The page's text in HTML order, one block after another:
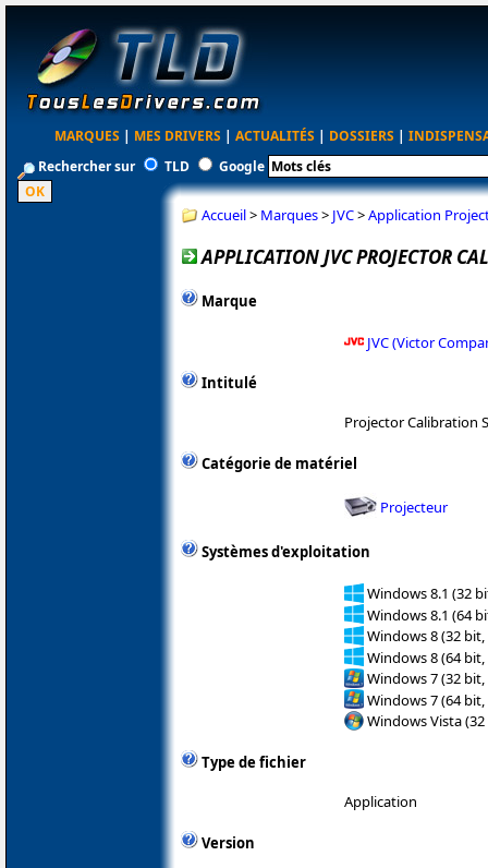
MARQUES | MES DRIVERS | ACTUALITÉS | DOSSIERS |
Rechercher sur
TLD Google
Accueil> Marques> JVC>Application
APPLICATION JVC PROJECTOR
Marque
JVC (Victor
Intitulé
Projector Calibration
Catégorie de matériel
Projecteur
Systèmes d'exploitation
Windows 8.1 (32
Windows 8.1 (64
Windows 8 (32 bit,
Windows 8 (64 bit,
Windows 7 (32 bit,
Windows 7 (64 bit,
Windows Vista
Type de fichier
Application
Version